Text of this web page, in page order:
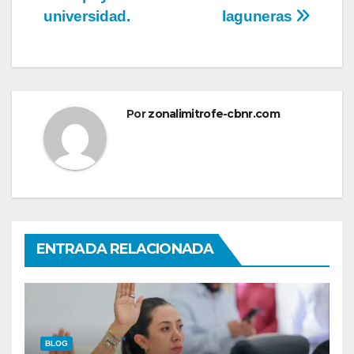
laguneras
universidad.
Porzonalimitrofe-cbnr.com
ENTRADA RELACIONADA
BLOG